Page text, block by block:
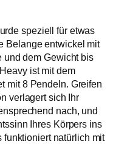
speziell für etwas
Belange entwickel mit
dem Gewicht bis
ist mit dem
mit 8 Pendeln. Greifen
verlagert sich Ihr
nach, und
Ihres Körpers ins
funktioniert natürlich mit